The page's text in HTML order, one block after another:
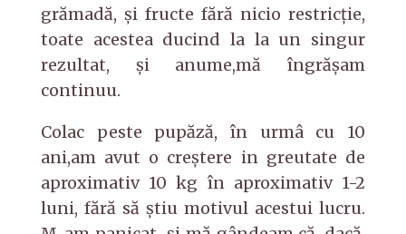
grămadă, şi fructe fără nicio restricţie,
toate acestea ducind la la un singur
rezultat, și anume,mă îngrășam
continuu.
Colac peste pupăză, în urmâ cu 10
ani,am avut o creştere in greutate de
aproximativ 10 kg în aproximativ 1-2
luni, fără să ştiu motivul acestui lucru.